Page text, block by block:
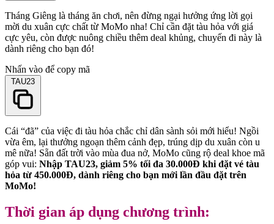
Tháng Giêng là tháng ăn chơi, nên đừng ngại hưởng ứng lời gọi
mời du xuân cực chất từ MoMo nha! Chỉ cần đặt tàu hỏa với giá
cực yêu, còn được nuông chiều thêm deal khủng, chuyến đi này là
dành riêng cho bạn đó!
Nhấn vào để copy mã
TAU23
Cái “đã” của việc đi tàu hỏa chắc chỉ dân sành sỏi mới hiểu! Ngồi
vừa êm, lại thưởng ngoạn thêm cảnh đẹp, trúng dịp du xuân còn u
mê nữa! Sẵn đất trời vào mùa đua nở, MoMo cũng rộ deal khoe mã
góp vui: Nhập TAU23, giảm 5% tối đa 30.000Đ khi đặt vé tàu
hỏa từ 450.000Đ, dành riêng cho bạn mới lần đầu đặt trên
MoMo!
Thời gian áp dụng chương trình: